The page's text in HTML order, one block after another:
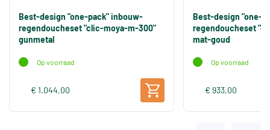
Best-design "one-pack" inbouw-
regendoucheset "clic-moya-m-300"
gunmetal
Op voorraad
€ 1.044,00
Best-design "one-
regendoucheset
mat-goud
Op voorraad
€ 933,00